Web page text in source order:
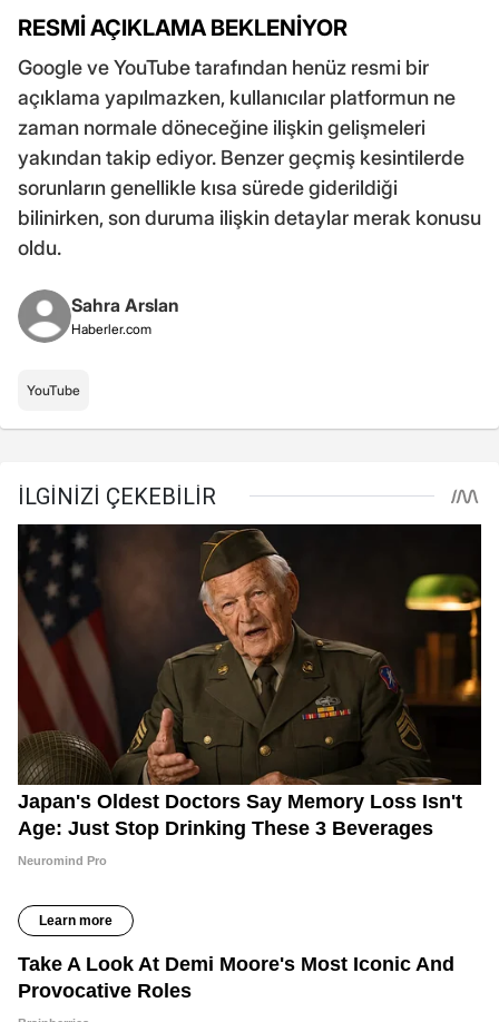
RESMİ AÇIKLAMA BEKLENİYOR
Google ve YouTube tarafından henüz resmi bir
açıklama yapılmazken, kullanıcılar platformun ne
zaman normale döneceğine ilişkin gelişmeleri
yakından takip ediyor. Benzer geçmiş kesintilerde
sorunların genellikle kısa sürede giderildiği
bilinirken, son duruma ilişkin detaylar merak konusu
oldu.
Sahra Arslan
Haberler.com
YouTube